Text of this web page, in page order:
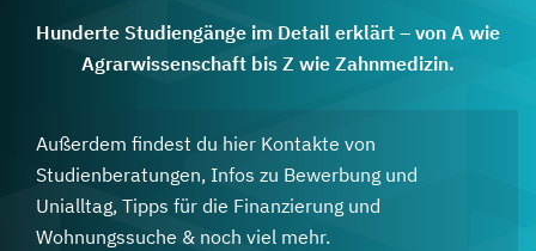
Hunderte Studiengänge im Detail erklärt – von A wie
Agrarwissenschaft bis Z wie Zahnmedizin.
Außerdem findest du hier Kontakte von
Studienberatungen, Infos zu Bewerbung und
Unialltag, Tipps für die Finanzierung und
Wohnungssuche & noch viel mehr.